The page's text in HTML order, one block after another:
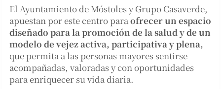
El Ayuntamiento de Móstoles y Grupo Casaverde,
apuestan por este centro paraofrecer un espacio
diseñado para la promoción de la salud y de un
modelo de vejez activa, participativa y plena,
que permita a las personas mayores sentirse
acompañadas, valoradas y con oportunidades
para enriquecer su vida diaria.